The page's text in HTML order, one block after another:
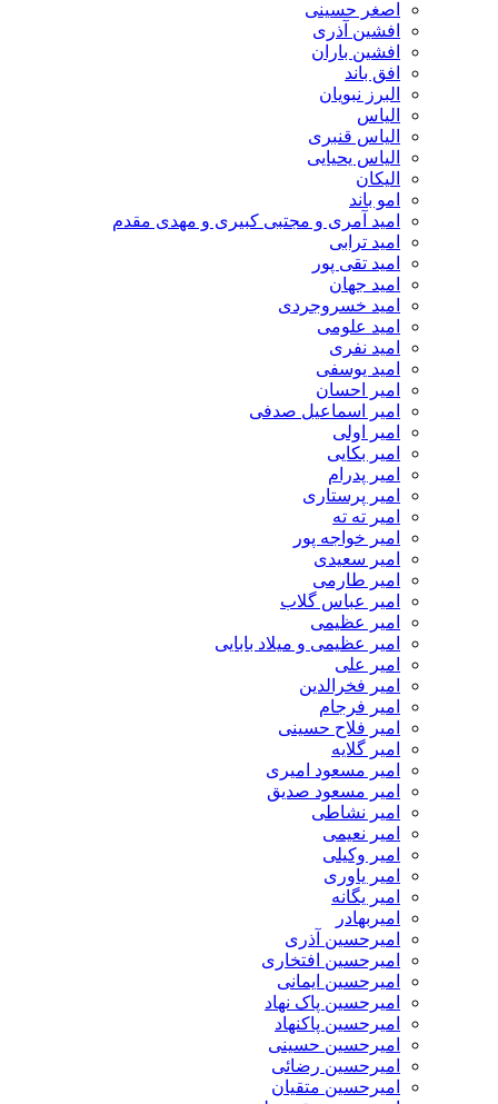
اصغر حسینی
افشین آذری
افشین باران
افق باند
البرز نبویان
الیاس
الیاس قنبرى
الیاس یحیایی
الیکان
امو باند
امید آمری و مجتبی کبیری و مهدى مقدم
امید ترابی
امید تقی پور
امید جهان
امید خسروجردی
امید علومی
امید نفری
امید یوسفی
امیر احسان
امیر اسماعیل صدفی
امیر اولی
امیر بکایی
امیر پدرام
امیر پرستاری
امیر ته ته
امیر خواجه پور
امیر سعیدی
امیر طارمی
امیر عباس گلاب
امیر عظیمی
امیر عظیمی و میلاد بابایی
امیر علی
امیر فخرالدین
امیر فرجام
امیر فلاح حسینی
امیر گلایه
امیر مسعود امیری
امیر مسعود صدیق
امیر نشاطی
امیر نعیمی
امیر وکیلی
امیر یاوری
امیر یگانه
امیربهادر
امیرحسین آذری
امیرحسین افتخاری
امیرحسین ایمانی
امیرحسین پاک نهاد
امیرحسین پاکنهاد
امیرحسین حسینی
امیرحسین رضائی
امیرحسین متقیان